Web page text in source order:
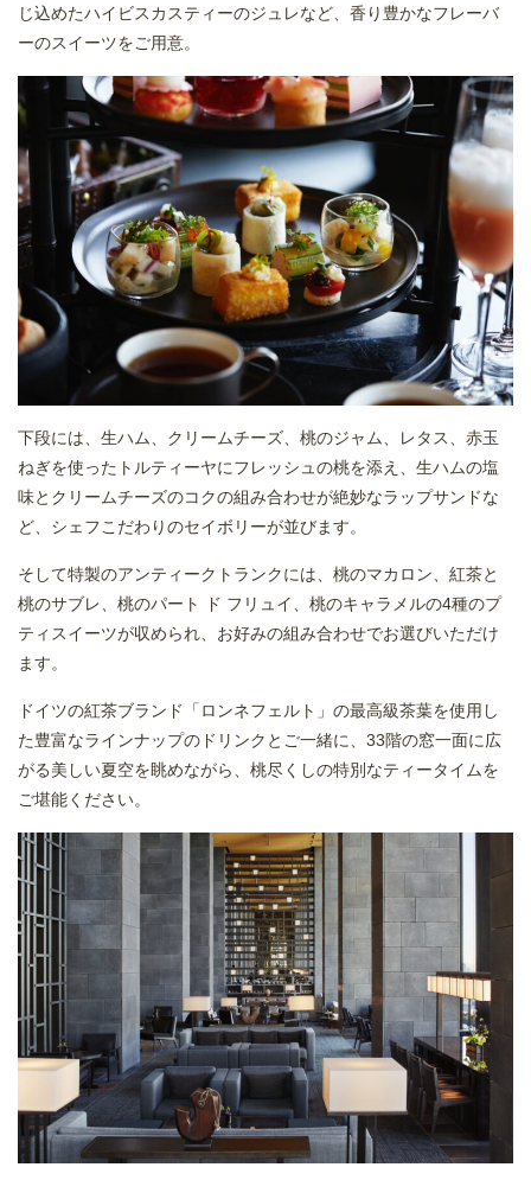
じ込めたハイビスカスティーのジュレなど、香り豊かなフレーバ
ーのスイーツをご用意。
下段には、生ハム、クリームチーズ、桃のジャム、レタス、赤玉
ねぎを使ったトルティーヤにフレッシュの桃を添え、生ハムの塩
味とクリームチーズのコクの組み合わせが絶妙なラップサンドな
ど、シェフこだわりのセイボリーが並びます。
そして特製のアンティークトランクには、桃のマカロン、紅茶と
桃のサブレ、桃のパート ド フリュイ、桃のキャラメルの4種のプ
ティスイーツが収められ、お好みの組み合わせでお選びいただけ
ます。
ドイツの紅茶ブランド「ロンネフェルト」の最高級茶葉を使用し
た豊富なラインナップのドリンクとご一緒に、33階の窓一面に広
がる美しい夏空を眺めながら、桃尽くしの特別なティータイムを
ご堪能ください。